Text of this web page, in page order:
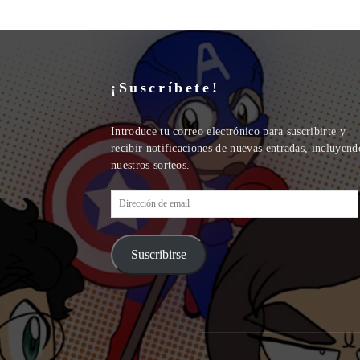
¡Suscríbete!
Introduce tu correo electrónico para suscribirte y
recibir notificaciones de nuevas entradas,
nuestros sorteos.
Dirección
de
email
Suscribirse